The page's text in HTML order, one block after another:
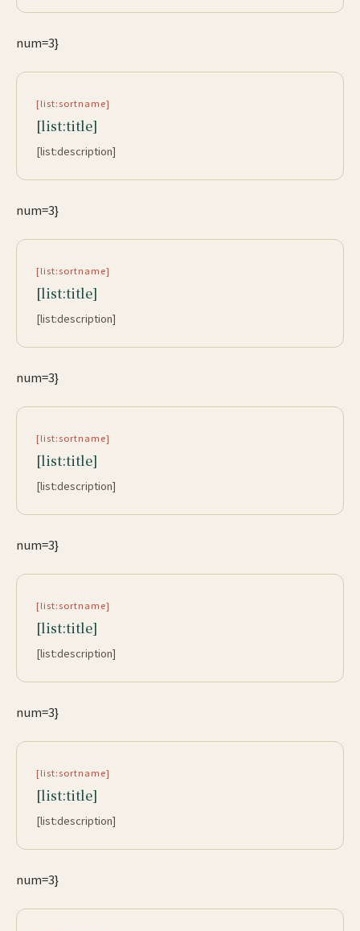
num=3}
[list:sortname]
[list:title]
[list:description]
num=3}
[list:sortname]
[list:title]
[list:description]
num=3}
[list:sortname]
[list:title]
[list:description]
num=3}
[list:sortname]
[list:title]
[list:description]
num=3}
[list:sortname]
[list:title]
[list:description]
num=3}